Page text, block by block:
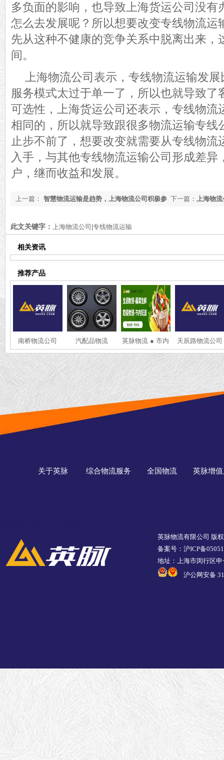
多负面的影响，也导致上海货运公司没有
怎么去发展呢？所以想要改变专线物流运
先从这种不健康的竞争关系中脱离出来，
间。
上海物流公司表示，专线物流运输发
服务模式太过于单一了，所以也就导致了
可选性，上海货运公司还表示，专线物流
相同的，所以就导致跟很多物流运输专线
止步不前了，想要改变就需要从专线物流
入手，与其他专线物流运输公司形成差异
户，继而收益和发展。
下一篇： 上海物
上一篇： 智慧物流运输是趋势，上海物流公司积极参
此文关键字： 上海物流公司|专线物流运输
相关资讯
推荐产品
南桥物流公司 汽配品物流
英脉物流 ● 市内
配送 ● 同城物资
天辰路物流公司
关于英脉 综合物流服务 全国物流 英脉增
英脉物流有限公司 版
备案号：沪ICP备
地址：上海市闵行区
沪公网安备